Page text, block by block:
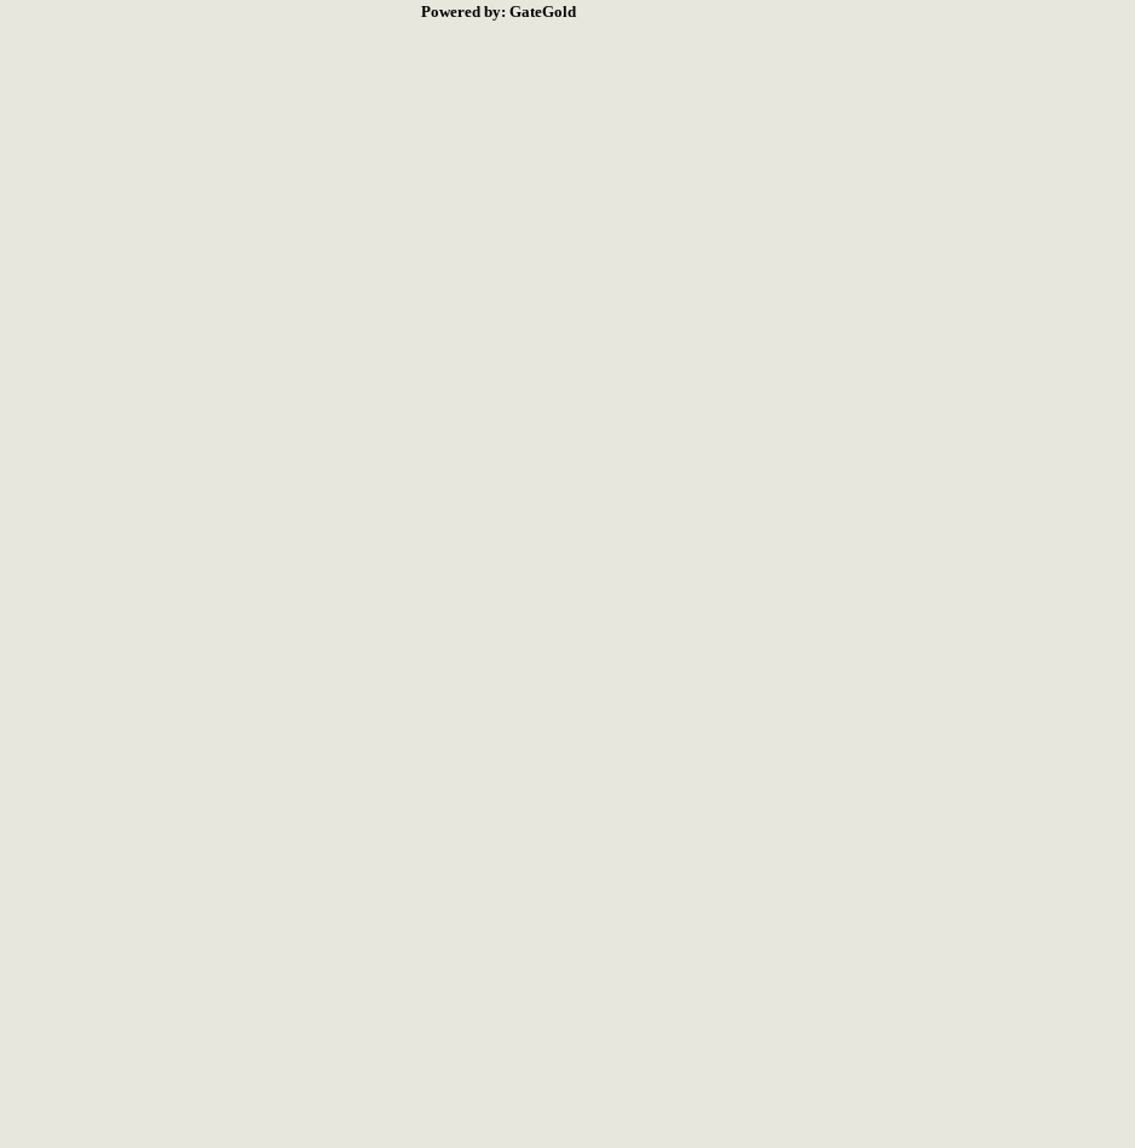
Powered by: GateGold